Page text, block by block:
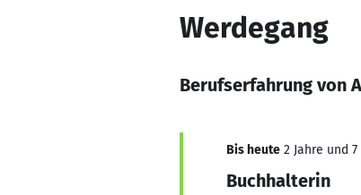
Werdegang
Berufserfahrung von
Bis heute 2 Jahre und
Buchhalterin